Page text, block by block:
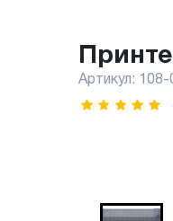
Артикул: